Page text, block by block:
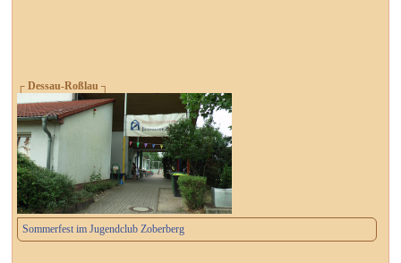
┌ Dessau-Roßlau ┐
Sommerfest im Jugendclub Zoberberg